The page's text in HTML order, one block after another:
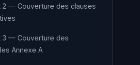
2 — Couverture des clauses
3 — Couverture des
Annexe A